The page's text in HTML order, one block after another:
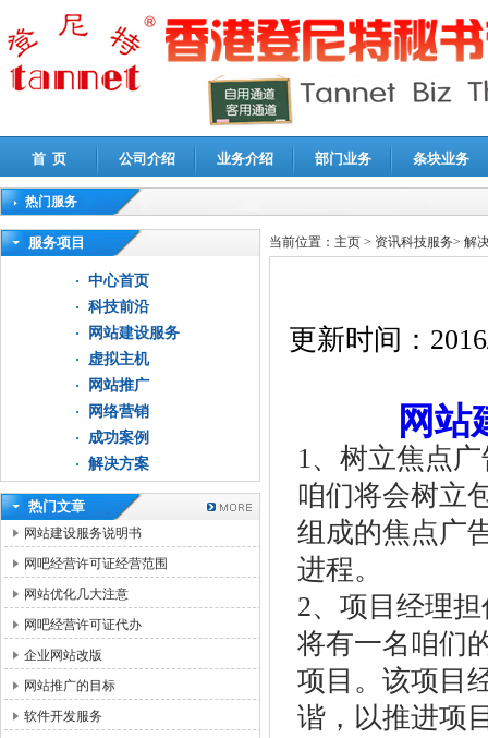
首 页 公司介绍 业务介绍 部门业务 条块业务
热门服务
高新技术企业认定审计|企业所得税汇算清缴申报鉴证
服务项目
中心首页
科技前沿
网站建设服务
虚拟主机
网站推广
网络营销
成功案例
解决方案
热门文章
网站建设服务说明书
网吧经营许可证经营范围
网站优化几大注意
网吧经营许可证代办
企业网站改版
网站推广的目标
软件开发服务
当前位置： 主页 > 资讯科技服务> 解
更新时间：
网站
1、树立焦点
咱们将会树立
组成的焦点广
进程。
2、项目经理
将有一名咱们
项目。该项目
谐，以推进项